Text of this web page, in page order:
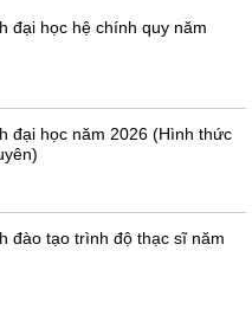
đại học hệ chính quy năm
đại học năm 2026 (Hình thức
đào tạo trình độ thạc sĩ năm